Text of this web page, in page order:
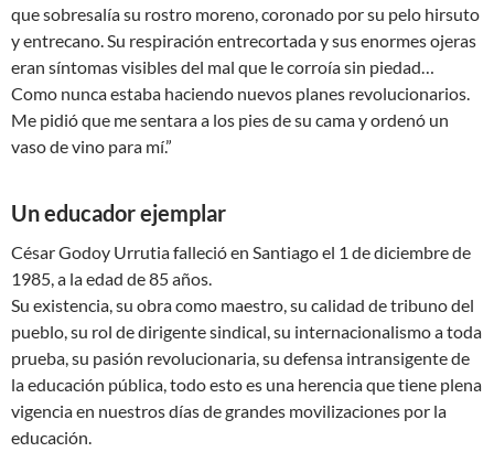
que sobresalía su rostro moreno, coronado por su pelo hirsuto
y entrecano. Su respiración entrecortada y sus enormes ojeras
eran síntomas visibles del mal que le corroía sin piedad…
Como nunca estaba haciendo nuevos planes revolucionarios.
Me pidió que me sentara a los pies de su cama y ordenó un
vaso de vino para mí.”
Un educador ejemplar
César Godoy Urrutia falleció en Santiago el 1 de diciembre de
1985, a la edad de 85 años.
Su existencia, su obra como maestro, su calidad de tribuno del
pueblo, su rol de dirigente sindical, su internacionalismo a toda
prueba, su pasión revolucionaria, su defensa intransigente de
la educación pública, todo esto es una herencia que tiene plena
vigencia en nuestros días de grandes movilizaciones por la
educación.